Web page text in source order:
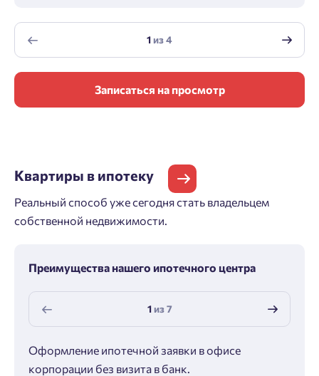
1из4
Записаться на просмотр
Квартиры в ипотеку
Реальный способ уже сегодня стать владельцем
собственной недвижимости.
Преимущества нашего ипотечного центра
1из7
Оформление ипотечной заявки в офисе
корпорации без визита в банк.